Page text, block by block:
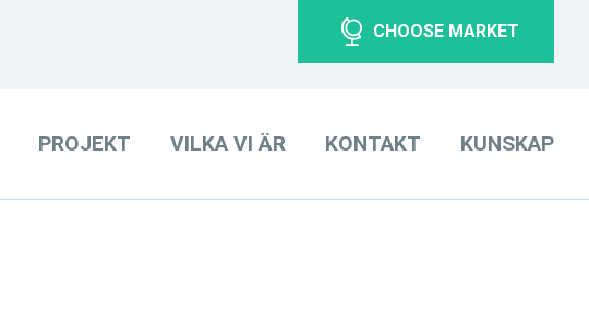
CHOOSE MARKET
PROJEKT VILKA VI ÄR KONTAKT KUNSKAP